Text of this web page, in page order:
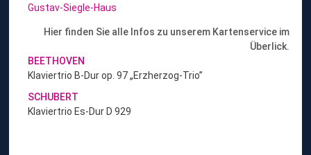
Ü
r
s
c
h
Gustav-Siegle-Haus
Hier finden Sie alle Infos zu unserem Kartenservice im
Überlick.
BEETHOVEN
Klaviertrio B-Dur op. 97 „Erzherzog-Trio”
SCHUBERT
Klaviertrio Es-Dur D 929